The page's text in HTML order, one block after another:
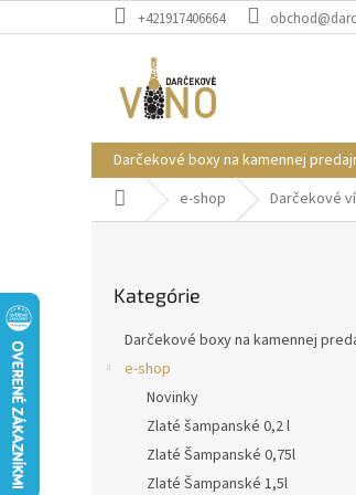
na
+421917406664
Darčekové boxy na kamennej
Domov e-shop Darčekové
kategórie
Kategórie
Darčekové boxy na kamennej
e-shop
Novinky
Zlaté šampanské 0,2 l
Zlaté Šampanské 0,75l
Zlaté Šampanské 1,5l